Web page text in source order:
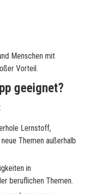
Menschen mit
Vorteil.
geeignet?
Lernstoff,
Themen außerhalb
in
beruflichen Themen.